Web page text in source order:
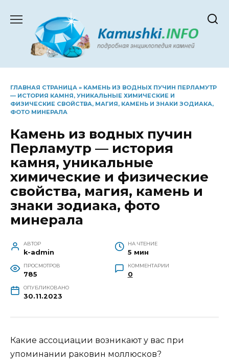
содержанию
ГЛАВНАЯ СТРАНИЦА » КАМЕНЬ ИЗ ВОДНЫХ ПУЧИН ПЕРЛАМУТР
— ИСТОРИЯ КАМНЯ, УНИКАЛЬНЫЕ ХИМИЧЕСКИЕ И
ФИЗИЧЕСКИЕ СВОЙСТВА, МАГИЯ, КАМЕНЬ И ЗНАКИ ЗОДИАКА,
ФОТО МИНЕРАЛА
Камень из водных пучин
Перламутр — история
камня, уникальные
химические и физические
свойства, магия, камень и
знаки зодиака, фото
минерала
АВТОР
k-admin
НА ЧТЕНИЕ
5 мин
ПРОСМОТРОВ
785
КОММЕНТАРИИ
0
ОПУБЛИКОВАНО
30.11.2023
Какие ассоциации возникают у вас при
упоминании раковин моллюсков?